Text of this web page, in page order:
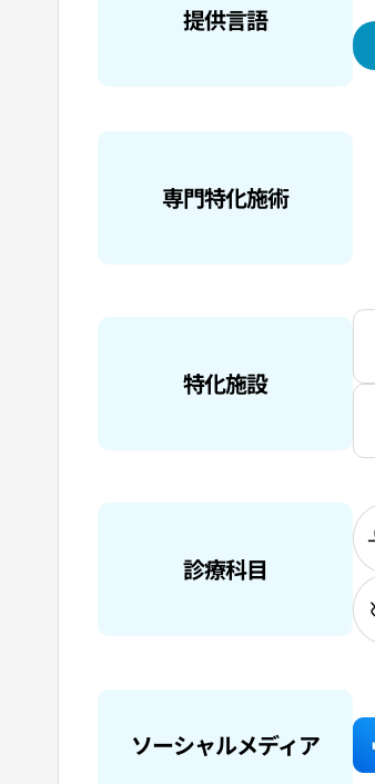
提供言語
専門特化施術
特化施設
診療科目
ソーシャルメディア